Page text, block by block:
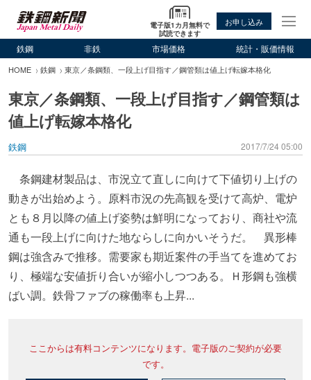
電子版1カ月無料で
試読できます
お申し込み
鉄鋼 非鉄 市場価格 統計・販価情報
HOME 鉄鋼 東京／条鋼類、一段上げ目指す／鋼管類は値上げ転嫁本格化
東京／条鋼類、一段上げ目指す／鋼管類は
値上げ転嫁本格化
鉄鋼 2017/7/24 05:00
条鋼建材製品は、市況立て直しに向けて下値切り上げの
動きが出始めよう。原料市況の先高観を受けて高炉、電炉
とも８月以降の値上げ姿勢は鮮明になっており、商社や流
通も一段上げに向けた地ならしに向かいそうだ。 異形棒
鋼は強含みで推移。需要家も期近案件の手当てを進めてお
り、極端な安値折り合いが縮小しつつある。Ｈ形鋼も強横
ばい調。鉄骨ファブの稼働率も上昇...
ここからは有料コンテンツになります。電子版のご契約が必要
です。